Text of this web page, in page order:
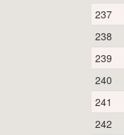
237
238
239
240
241
242